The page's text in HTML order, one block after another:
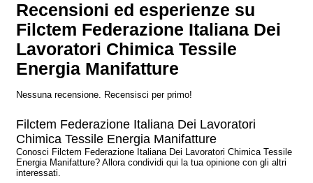
Recensioni ed esperienze su
Filctem Federazione Italiana Dei
Lavoratori Chimica Tessile
Energia Manifatture
Nessuna recensione. Recensisci per primo!
Filctem Federazione Italiana Dei Lavoratori
Chimica Tessile Energia Manifatture
Conosci Filctem Federazione Italiana Dei Lavoratori Chimica Tessile
Energia Manifatture? Allora condividi qui la tua opinione con gli altri
interessati.